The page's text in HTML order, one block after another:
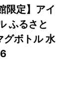
限定】アイ
ふるさと
グボトル 水